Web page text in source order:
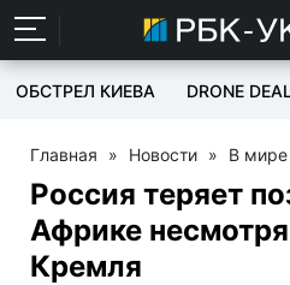
ОБСТРЕЛ КИЕВА DRONE
Главная » Новости » В мире
Россия теряет
Африке
Кремля